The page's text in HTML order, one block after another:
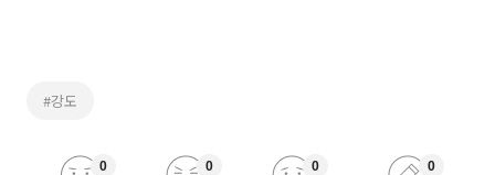
#강도
0 0 0 0